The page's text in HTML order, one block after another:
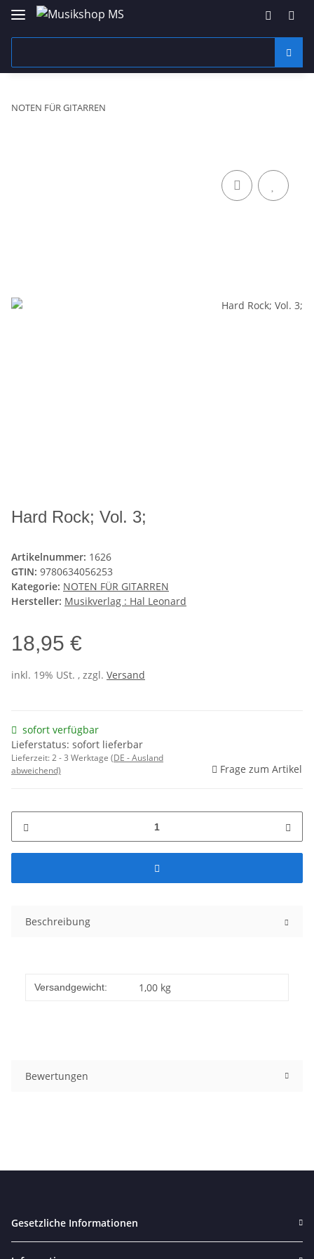
NOTEN FÜR GITARREN
Hard Rock; Vol. 3;
Artikelnummer: 1626
GTIN: 9780634056253
Kategorie: NOTEN FÜR GITARREN
Hersteller: Musikverlag : Hal Leonard
18,95 €
inkl. 19% USt. , zzgl. Versand
sofort verfügbar
Lieferstatus: sofort lieferbar
Lieferzeit:2 - 3 Werktage (DE - Ausland
abweichend)
Frage zum Artikel
Beschreibung
Versandgewicht: 1,00 kg
Bewertungen
Gesetzliche Informationen